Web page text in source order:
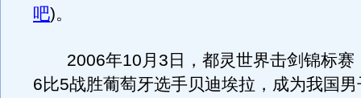
吧)。
2006年10月3日，都灵世界击剑锦标赛
6比5战胜葡萄牙选手贝迪埃拉，成为我国